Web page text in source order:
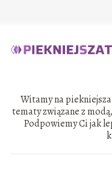
Witamy na
tematy związane z
Podpowiemy Ci jak